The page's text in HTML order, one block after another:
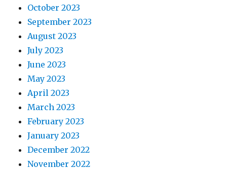
October 2023
September 2023
August 2023
July 2023
June 2023
May 2023
April 2023
March 2023
February 2023
January 2023
December 2022
November 2022